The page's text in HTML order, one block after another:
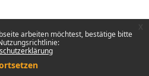
arbeiten möchtest, bestätige bitte